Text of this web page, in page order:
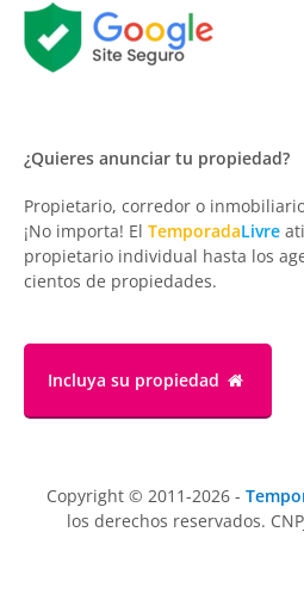
¿Quieres anunciar tu propiedad?
Propietario, corredor o
¡No importa! El TemporadaLivre
propietario individual hasta los
cientos de propiedades.
Incluya su propiedad
Copyright © 2011-2026 -
los derechos reservados.